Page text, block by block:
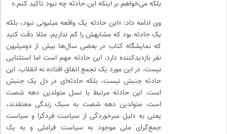
بلکه می‌خواهم بر اینکه این حادثه چه نبود تاکید کنم.»
وی ادامه داد: «این حادثه یک واقعه میلیونی نبود، بلکه
یک حادثه بود که مشابهش را کم نداریم. مثلا دقت کنید
که نمایشگاه کتاب در بعضی سال‌ها بیش از دومیلیون
نفر بازدیدکننده دارد. این حادثه مهم است اما استثنایی
نیست. در این مورد یک تجمع اتفاق افتاده نه انقلاب. این
حادثه جنبش نیست، بلکه حادثه‌ای در دل یک جنبش
است. این حادثه مرتبط با نسل متولدین دهه شصت
است. متولدین دهه شصت به سبک زندگی معتقدند،
یعنی به دلیل سرخوردگی از سیاست فردگرا و سیاست
جمع‌گرای ملی موجود به سیاست فراملی و به یک